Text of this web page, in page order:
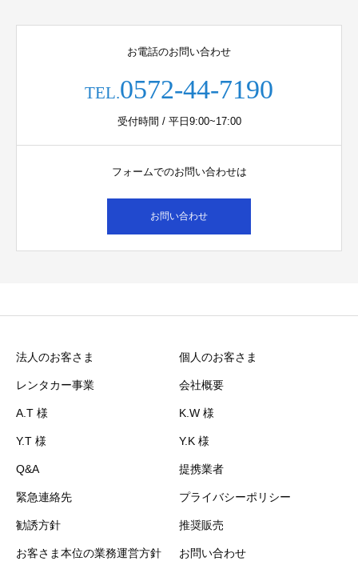
お電話のお問い合わせ
TEL.0572-44-7190
受付時間 / 平日9:00~17:00
フォームでのお問い合わせは
お問い合わせ
法人のお客さま 個人のお客さま
レンタカー事業 会社概要
A.T 様 K.W 様
Y.T 様 Y.K 様
Q&A 提携業者
緊急連絡先 プライバシーポリシー
勧誘方針 推奨販売
お客さま本位の業務運営方針 お問い合わせ